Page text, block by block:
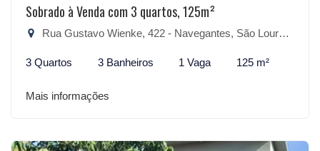
Sobrado à Venda com 3 quartos, 125m²
Rua Gustavo Wienke, 422 - Navegantes, São Lourenço do Sul-RS
3 Quartos 3 Banheiros 1 Vaga 125 m²
Mais informações